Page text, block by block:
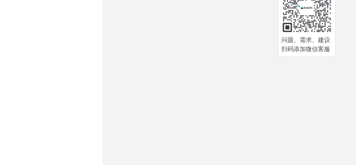
问题、需求、建议
扫码添加微信客服